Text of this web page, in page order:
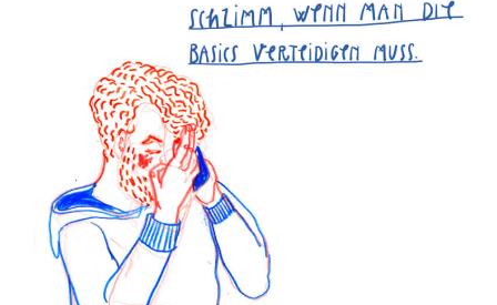
verteidigen